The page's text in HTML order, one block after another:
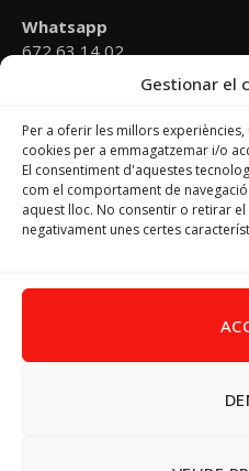
Gestionar el
Per a oferir les millors
cookies per a emmagatzemar i/o
El consentiment d'aquestes
com el comportament de
aquest lloc. No consentir o retirar
negativament unes certes
Whatsapp
672 63 14 02
psoevinaros@gmail.com
Horari
Dilluns de 19:00 a 20:30 h